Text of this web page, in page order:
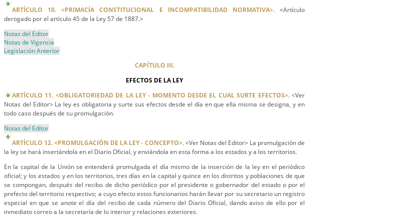
ARTÍCULO 10. <PRIMACÍA CONSTITUCIONAL E INCOMPATIBILIDAD NORMATIVA>.<Artículo
derogado por el artículo 45 de la Ley 57 de 1887.>
Notas del Editor
Notas de Vigencia
Legislación Anterior
CAPÍTULO III.
EFECTOS DE LA LEY
ARTÍCULO 11. <OBLIGATORIEDAD DE LA LEY - MOMENTO DESDE EL CUAL SURTE EFECTOS>.<Ver
Notas del Editor> La ley es obligatoria y surte sus efectos desde el día en que ella misma se designa, y en
todo caso después de su promulgación.
Notas del Editor
ARTÍCULO 12. <PROMULGACIÓN DE LA LEY - CONCEPTO>.<Ver Notas del Editor> La promulgación de
la ley se hará insertándola en el Diario Oficial, y enviándola en esta forma a los estados y a los territorios.
En la capital de la Unión se entenderá promulgada el día mismo de la inserción de la ley en el periódico
oficial; y los estados y en los territorios, tres días en la capital y quince en los distritos y poblaciones de que
se compongan, después del recibo de dicho periódico por el presidente o gobernador del estado o por el
prefecto del territorio respectivo; a cuyo efecto estos funcionarios harán llevar por su secretario un registro
especial en que se anote el día del recibo de cada número del Diario Oficial, dando aviso de ello por el
inmediato correo a la secretaría de lo interior y relaciones exteriores.